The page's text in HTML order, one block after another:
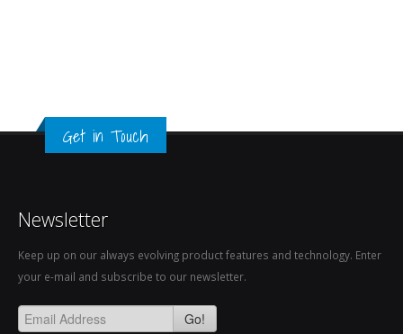
Get in Touch
Newsletter
Keep up on our always evolving product features and technology. Enter
your e-mail and subscribe to our newsletter.
Go!